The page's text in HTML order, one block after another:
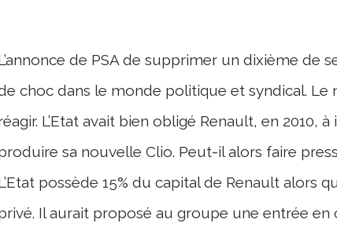
de PSA de supprimer un dixième de
choc dans le monde politique et syndical.
L’Etat avait bien obligé Renault, en 2010,
sa nouvelle Clio. Peut-il alors faire
possède 15% du capital de Renault alors
Il aurait proposé au groupe une entrée